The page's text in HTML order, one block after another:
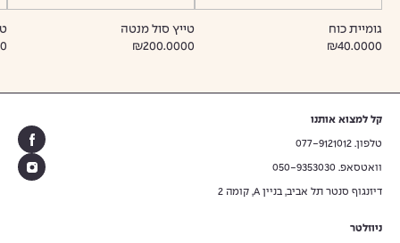
גומיית כוח
₪40.0000
טייץ סול מנטה
₪200.0000
קל למצוא אותנו
טלפון. 077-9121012
וואטסאפ. 050-9353030
דיזנגוף סנטר תל אביב, בניין A, קומה 2
ניוזלטר